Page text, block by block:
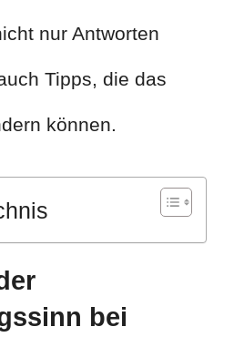
nur Antworten
Tipps, die das
können.
bei